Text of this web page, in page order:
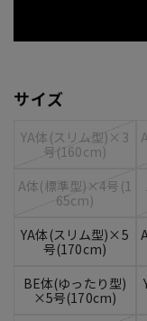
サイズ
YA体(スリム型)×3
号(160cm)
A体(標準型)×4号(1
65cm)
YA体(スリム型)×5
号(170cm)
BE体(ゆったり型)
×5号(170cm)